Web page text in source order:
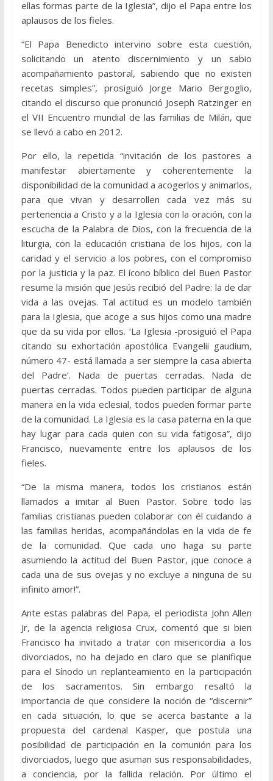
ellas formas parte de la Iglesia”, dijo el Papa entre los
aplausos de los fieles.
“El Papa Benedicto intervino sobre esta cuestión,
solicitando un atento discernimiento y un sabio
acompañamiento pastoral, sabiendo que no existen
recetas simples”, prosiguió Jorge Mario Bergoglio,
citando el discurso que pronunció Joseph Ratzinger en
el VII Encuentro mundial de las familias de Milán, que
se llevó a cabo en 2012.
Por ello, la repetida “invitación de los pastores a
manifestar abiertamente y coherentemente la
disponibilidad de la comunidad a acogerlos y animarlos,
para que vivan y desarrollen cada vez más su
pertenencia a Cristo y a la Iglesia con la oración, con la
escucha de la Palabra de Dios, con la frecuencia de la
liturgia, con la educación cristiana de los hijos, con la
caridad y el servicio a los pobres, con el compromiso
por la justicia y la paz. El ícono bíblico del Buen Pastor
resume la misión que Jesús recibió del Padre: la de dar
vida a las ovejas. Tal actitud es un modelo también
para la Iglesia, que acoge a sus hijos como una madre
que da su vida por ellos. ‘La Iglesia -prosiguió el Papa
citando su exhortación apostólica Evangelii gaudium,
número 47- está llamada a ser siempre la casa abierta
del Padre’. Nada de puertas cerradas. Nada de
puertas cerradas. Todos pueden participar de alguna
manera en la vida eclesial, todos pueden formar parte
de la comunidad. La Iglesia es la casa paterna en la que
hay lugar para cada quien con su vida fatigosa”, dijo
Francisco, nuevamente entre los aplausos de los
fieles.
“De la misma manera, todos los cristianos están
llamados a imitar al Buen Pastor. Sobre todo las
familias cristianas pueden colaborar con él cuidando a
las familias heridas, acompañándolas en la vida de fe
de la comunidad. Que cada uno haga su parte
asumiendo la actitud del Buen Pastor, ¡que conoce a
cada una de sus ovejas y no excluye a ninguna de su
infinito amor!”.
Ante estas palabras del Papa, el periodista John Allen
Jr, de la agencia religiosa Crux, comentó que si bien
Francisco ha invitado a tratar con misericordia a los
divorciados, no ha dejado en claro que se planifique
para el Sínodo un replanteamiento en la participación
de los sacramentos. Sin embargo resaltó la
importancia de que considere la noción de “discernir”
en cada situación, lo que se acerca bastante a la
propuesta del cardenal Kasper, que postula una
posibilidad de participación en la comunión para los
divorciados, luego que asuman sus responsabilidades,
a conciencia, por la fallida relación. Por último el